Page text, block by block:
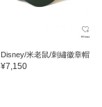
Disney/米老鼠/刺繡徽章帽
¥7,150